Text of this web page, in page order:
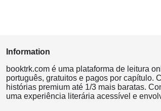
Information
booktrk.com é uma plataforma de leitura
português, gratuitos e pagos por capítulo.
histórias premium até 1/3 mais baratas.
uma experiência literária acessível e